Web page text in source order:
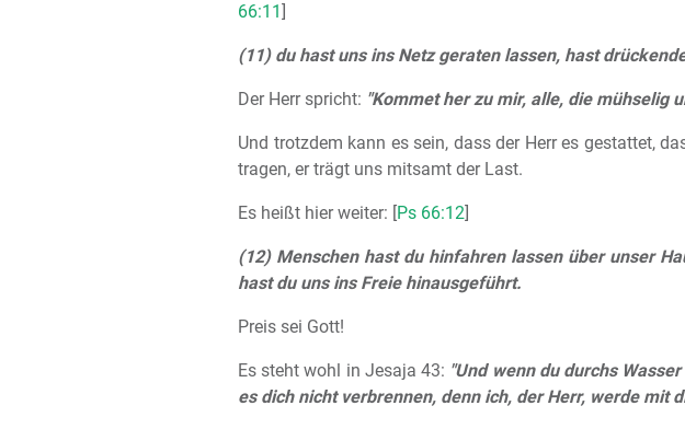
66:11]
(11) du hast uns ins Netz geraten lassen, hast
Der Herr spricht: "Kommet her zu mir, alle, die mühselig
Und trotzdem kann es sein, dass der Herr es gestattet,
tragen, er trägt uns mitsamt der Last.
Es heißt hier weiter: [Ps 66:12]
(12) Menschen hast du hinfahren lassen über unser
hast du uns ins Freie hinausgeführt.
Preis sei Gott!
Es steht wohl in Jesaja 43: "Und wenn du durchs
es dich nicht verbrennen, denn ich, der Herr, werde mit